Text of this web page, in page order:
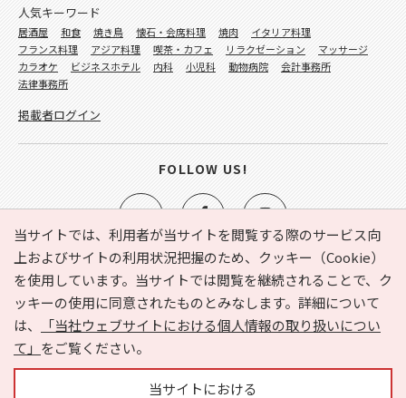
当サイトでは、利用者が当サイトを閲覧する際のサービス向
上およびサイトの利用状況把握のため、クッキー（Cookie）
を使用しています。当サイトでは閲覧を継続されることで、ク
ッキーの使用に同意されたものとみなします。詳細について
は、
「当社ウェブサイトにおける個人情報の取り扱いについ
て」 をご覧ください。
当サイトにおける
e-NAVITA（イーナビタ）とは？ お気に入り
ヘルプ
利用規約
個人情報の取り扱いについて
運営会社
サイトマップ
広告掲載に関するお問い合わせ
人気キーワード
居酒屋 和食 焼き鳥 懐石・会席料理 焼肉
イタリア料理
フランス料理
アジア料理 喫茶・カフェ リラクゼーション
マッサージ
カラオケ
ビジネスホテル 内科 小児科 動物病院
会計事務所
法律事務所
掲載者ログイン
FOLLOW US!